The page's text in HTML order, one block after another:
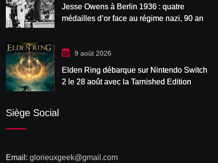
Jesse Owens à Berlin 1936 : quatre
médailles d’or face au régime nazi, 90 ans
9 août 2026
Elden Ring débarque sur Nintendo Switch
2 le 28 août avec la Tarnished Edition
Siège Social
Email: glorieuxgeek@gmail.com